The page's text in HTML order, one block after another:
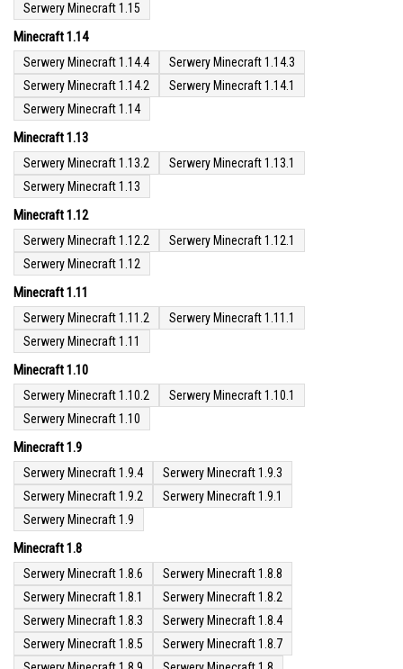
Serwery Minecraft 1.15
Minecraft 1.14
Serwery Minecraft 1.14.4
Serwery Minecraft 1.14.3
Serwery Minecraft 1.14.2
Serwery Minecraft 1.14.1
Serwery Minecraft 1.14
Minecraft 1.13
Serwery Minecraft 1.13.2
Serwery Minecraft 1.13.1
Serwery Minecraft 1.13
Minecraft 1.12
Serwery Minecraft 1.12.2
Serwery Minecraft 1.12.1
Serwery Minecraft 1.12
Minecraft 1.11
Serwery Minecraft 1.11.2
Serwery Minecraft 1.11.1
Serwery Minecraft 1.11
Minecraft 1.10
Serwery Minecraft 1.10.2
Serwery Minecraft 1.10.1
Serwery Minecraft 1.10
Minecraft 1.9
Serwery Minecraft 1.9.4
Serwery Minecraft 1.9.3
Serwery Minecraft 1.9.2
Serwery Minecraft 1.9.1
Serwery Minecraft 1.9
Minecraft 1.8
Serwery Minecraft 1.8.6
Serwery Minecraft 1.8.8
Serwery Minecraft 1.8.1
Serwery Minecraft 1.8.2
Serwery Minecraft 1.8.3
Serwery Minecraft 1.8.4
Serwery Minecraft 1.8.5
Serwery Minecraft 1.8.7